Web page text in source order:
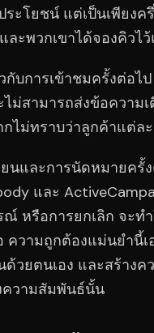
ระโยชน์ แต่เป็นเพียง
ละพวกเขาได้จองคิวไ
กับการเข้าชมครั้งต่อ
ไม่สามารถส่งข้อควา
ไม่ทราบว่าลูกค้าแต่ล
นและการนัดหมายครั้
และ
ณ์ หรือการยกเลิก จะ
ความถูกต้องแม่นยำนี้
วยตนเอง และสร้าง
ความสัมพันธ์นั้น